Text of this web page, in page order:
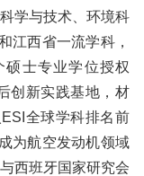
学与技术、环境科
江西省一流学科，
硕士专业学位授权
创新实践基地，材
全球学科排名前
为航空发动机领域
西班牙国家研究会